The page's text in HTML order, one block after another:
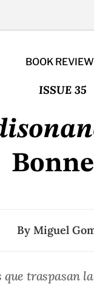
BOOK
ISSUE 35
By Miguel
traspasan